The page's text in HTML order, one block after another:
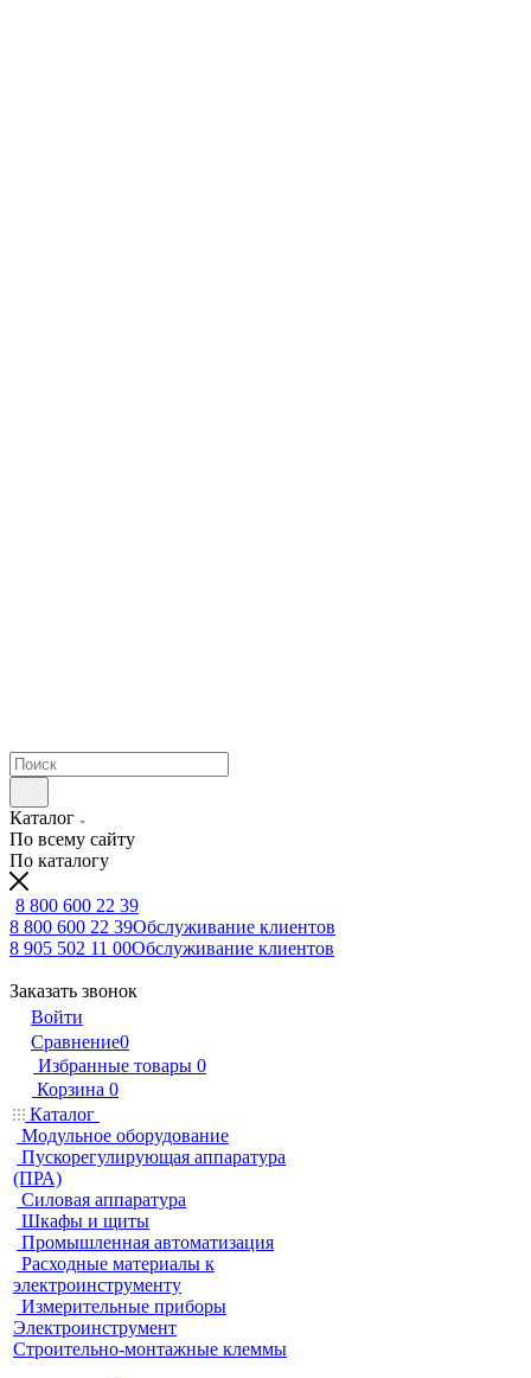
Каталог
По всему сайту
По каталогу
8 800 600 22 39
8 800 600 22 39Обслуживание клиентов
8 905 502 11 00Обслуживание клиентов
Заказать звонок
Войти
Сравнение0
Избранные товары 0
Корзина 0
Каталог
Модульное оборудование
Пускорегулирующая аппаратура
(ПРА)
Силовая аппаратура
Шкафы и щиты
Промышленная автоматизация
Расходные материалы к
электроинструменту
Измерительные приборы
Электроинструмент
Строительно-монтажные клеммы